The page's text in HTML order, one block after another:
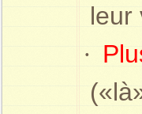
leur
·